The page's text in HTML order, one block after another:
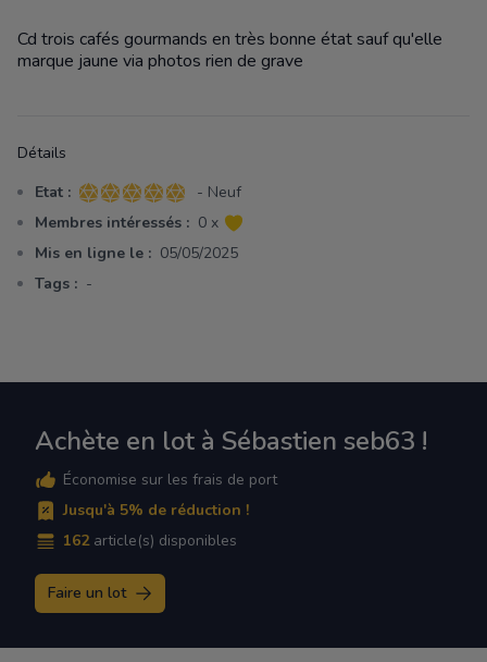
Description
Cd trois cafés gourmands en très bonne état sauf qu'elle
marque jaune via photos rien de grave
Détails
Etat : 5 sur 5 étoiles
- Neuf
Membres intéressés : 0 x
Mis en ligne le : 05/05/2025
Tags : -
Achète en lot à Sébastien seb63 !
Économise sur les frais de port
Jusqu'à 5% de réduction !
162 article(s) disponibles
Faire un lot